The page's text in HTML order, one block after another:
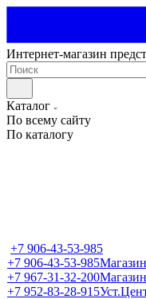
Интернет-магазин
Каталог
По всему сайту
По каталогу
+7 906-43-53-985
+7 906-43-53-985
+7 967-31-32-200
+7 952-83-28-915